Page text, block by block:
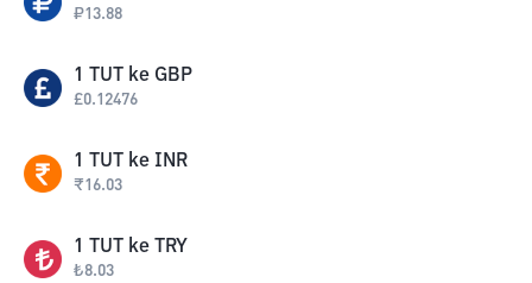
₽13.88
1 TUT ke GBP
£0.12476
1 TUT ke INR
₹16.03
1 TUT ke TRY
₺8.03